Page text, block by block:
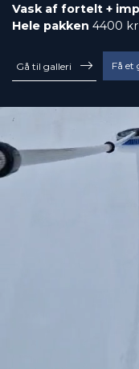
Vask af fortelt +
Hele pakken 4400 kr
Gå til galleri Få et